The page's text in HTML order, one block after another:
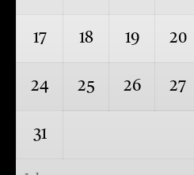
17 18 19 20
24 25 26 27
31